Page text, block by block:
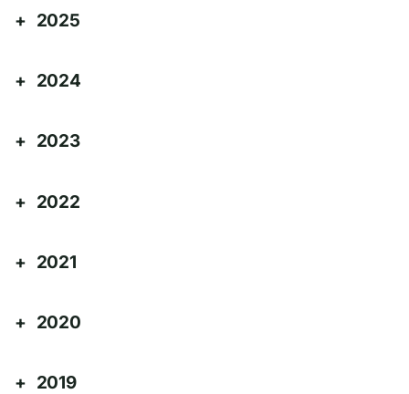
2025
2024
2023
2022
2021
2020
2019